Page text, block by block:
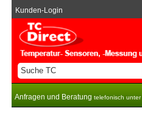
Kunden-Login
Anfragen und Beratung telefonisch unter